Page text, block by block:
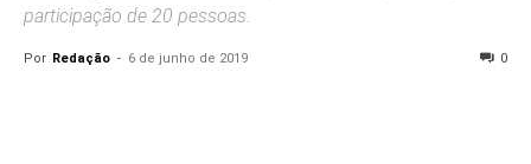
participação de 20 pessoas.
Por Redação - 6 de junho de 2019 0